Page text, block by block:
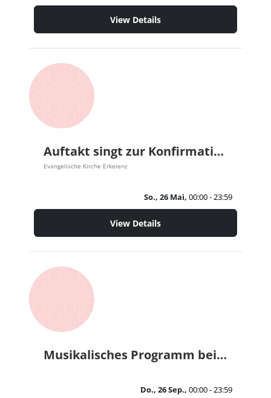
View Details
Auftakt singt zur Konfirmation
Evangelische Kirche Erkelenz
So., 26 Mai,00:00 - 23:59
View Details
Musikalisches Programm bei der Veranstaltung "11o Jahre Bauverein Erkelenz", Stadthalle
Do., 26 Sep.,00:00 - 23:59